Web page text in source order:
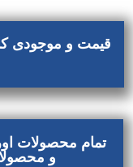
قیمت و موجودی
تمام محصولات
و